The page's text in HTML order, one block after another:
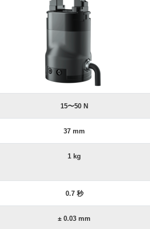
15〜50 N
37 mm
1 kg
0.7 秒
± 0.03 mm